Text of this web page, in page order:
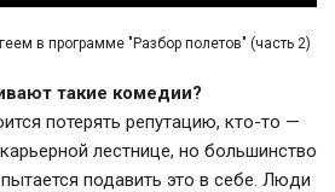
в программе "Разбор полетов" (часть 2)
такие комедии?
потерять репутацию, кто-то —
лестнице, но большинство
подавить это в себе. Люди